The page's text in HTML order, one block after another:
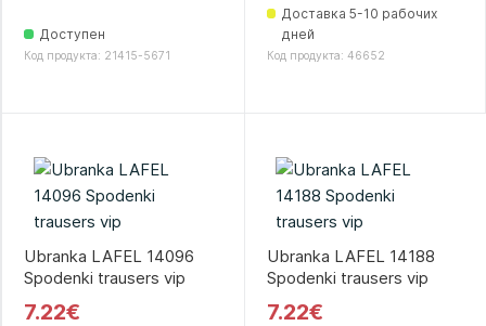
Доступен
Код продукта: 21415-5671
Доставка 5-10 рабочих
дней
Код продукта: 46652
Ubranka LAFEL 14096
Spodenki trausers vip
7.22€
Ubranka LAFEL 14188
Spodenki trausers vip
7.22€